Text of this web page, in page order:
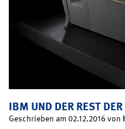
IBM UND DER REST DER
Geschrieben am 02.12.2016 von